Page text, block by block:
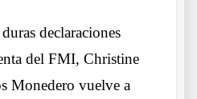
declaraciones
del FMI, Christine
Monedero vuelve a